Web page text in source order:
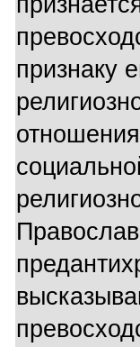
признаку